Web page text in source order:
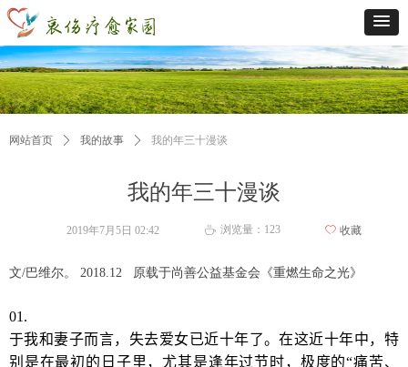
我的年三十漫谈
网站首页 ꄲ 我的故事 ꄲ 我的年三十漫谈
文/巴维尔。 2018.12 原载于尚善公益基金会《重燃生命之光》
01.
于我和妻子而言，失去爱女已近十年了。在这近十年中，特
别是在最初的日子里，尤其是逢年过节时，极度的“痛苦、
2019年7月5日 02:42 ꄘ 浏览量： 123 ꄀ 收藏